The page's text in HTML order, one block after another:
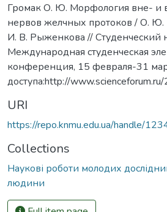
Громак О. Ю. Морфология вне- и
нервов желчных протоков / О.
И. В. Рыженкова // Студенческий
Международная студенческая
конференция, 15 февраля-31
доступа:http://
URI
https://repo.knmu.edu.ua/handle/
Collections
Наукові роботи молодих
людини